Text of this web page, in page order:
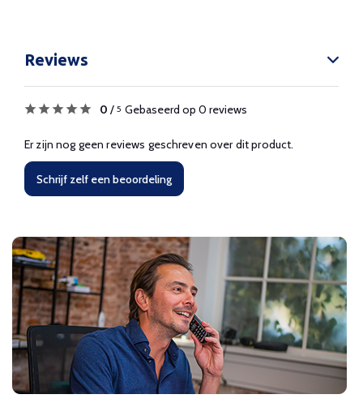
Reviews
0 / 5 Gebaseerd op 0 reviews
Er zijn nog geen reviews geschreven over dit product.
Schrijf zelf een beoordeling